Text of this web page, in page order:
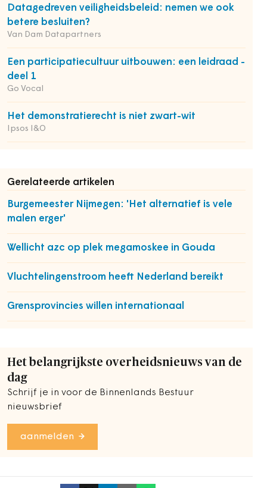
Datagedreven veiligheidsbeleid: nemen we ook
betere besluiten?
Van Dam Datapartners
Een participatiecultuur uitbouwen: een leidraad -
deel 1
Go Vocal
Het demonstratierecht is niet zwart-wit
Ipsos I&O
Gerelateerde artikelen
Burgemeester Nijmegen: 'Het alternatief is vele
malen erger'
Wellicht azc op plek megamoskee in Gouda
Vluchtelingenstroom heeft Nederland bereikt
Grensprovincies willen internationaal
Het belangrijkste overheidsnieuws van de
dag
Schrijf je in voor de Binnenlands Bestuur
nieuwsbrief
aanmelden